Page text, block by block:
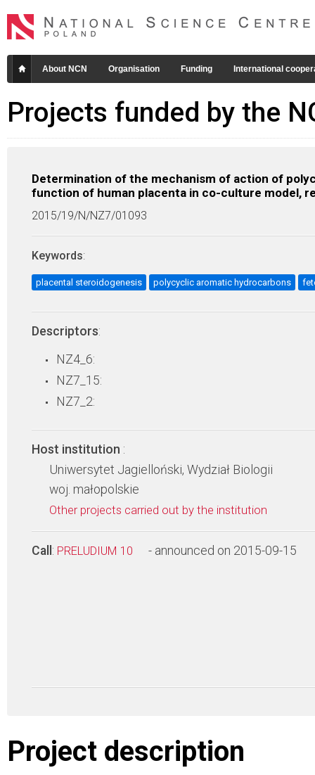
About NCN Organisation Funding International
Projects funded by the
Determination of the mechanism of action of
function of human placenta in co-culture model,
2015/19/N/NZ7/01093
Keywords:
placental steroidogenesis polycyclic aromatic hydrocarbons
Descriptors:
NZ4_6:
NZ7_15:
NZ7_2:
Host institution :
Uniwersytet Jagielloński, Wydział Biologii
woj. małopolskie
Other projects carried out by the institution
Call : PRELUDIUM 10 - announced on 2015-09-15
Project description